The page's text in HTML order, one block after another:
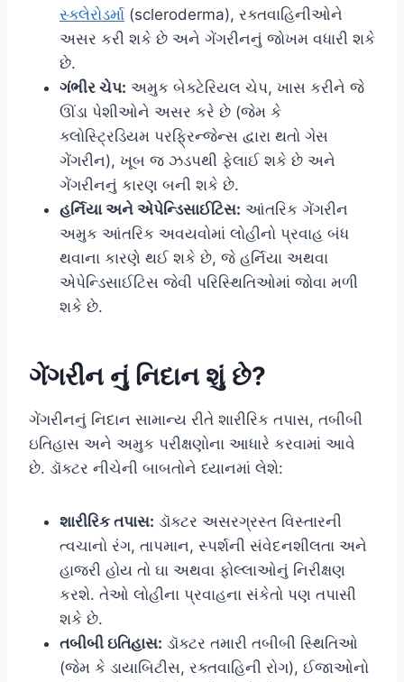
સ્ક્લેરોડર્મા(scleroderma), રક્તવાહિનીઓને
અસર કરી શકે છે અને ગેંગરીનનું જોખમ વધારી શકે
છે.
ગંભીર ચેપ: અમુક બેક્ટેરિયલ ચેપ, ખાસ કરીને જે
ઊંડા પેશીઓને અસર કરે છે (જેમ કે
ક્લોસ્ટ્રિડિયમ પરફ્રિન્જેન્સ દ્વારા થતો ગેસ
ગેંગરીન), ખૂબ જ ઝડપથી ફેલાઈ શકે છે અને
ગેંગરીનનું કારણ બની શકે છે.
હર્નિયા અને એપેન્ડિસાઈટિસ: આંતરિક ગેંગરીન
અમુક આંતરિક અવયવોમાં લોહીનો પ્રવાહ બંધ
થવાના કારણે થઈ શકે છે, જે હર્નિયા અથવા
એપેન્ડિસાઈટિસ જેવી પરિસ્થિતિઓમાં જોવા મળી
શકે છે.
ગેંગરીન નું નિદાન શું છે?
ગેંગરીનનું નિદાન સામાન્ય રીતે શારીરિક તપાસ, તબીબી
ઇતિહાસ અને અમુક પરીક્ષણોના આધારે કરવામાં આવે
છે. ડૉક્ટર નીચેની બાબતોને ધ્યાનમાં લેશે:
શારીરિક તપાસ: ડૉક્ટર અસરગ્રસ્ત વિસ્તારની
ત્વચાનો રંગ, તાપમાન, સ્પર્શની સંવેદનશીલતા અને
હાજરી હોય તો ઘા અથવા ફોલ્લાઓનું નિરીક્ષણ
કરશે. તેઓ લોહીના પ્રવાહના સંકેતો પણ તપાસી
શકે છે.
તબીબી ઇતિહાસ: ડૉક્ટર તમારી તબીબી સ્થિતિઓ
(જેમ કે ડાયાબિટીસ, રક્તવાહિની રોગ), ઈજાઓનો